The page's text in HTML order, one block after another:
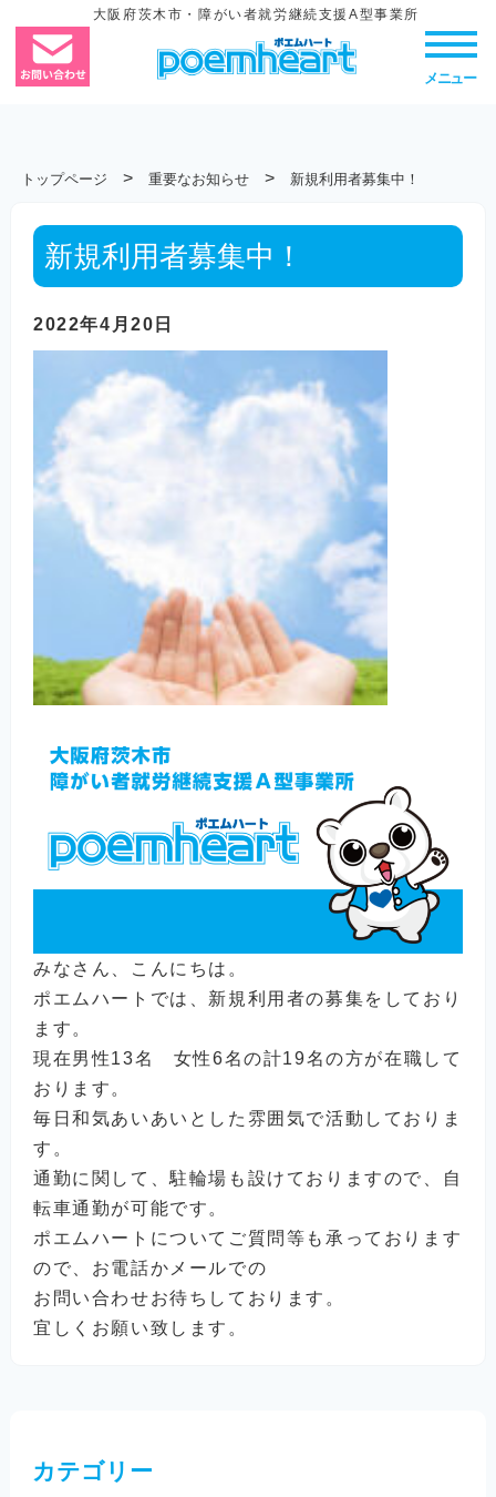
大阪府茨木市・障がい者就労継続支援A型事業所
メニュー
トップページ > 重要なお知らせ > 新規利用者募集中！
新規利用者募集中！
2022年4月20日
みなさん、こんにちは。
ポエムハートでは、新規利用者の募集をしており
ます。
現在男性13名 女性6名の計19名の方が在職して
おります。
毎日和気あいあいとした雰囲気で活動しておりま
す。
通勤に関して、駐輪場も設けておりますので、自
転車通勤が可能です。
ポエムハートについてご質問等も承っております
ので、お電話かメールでの
お問い合わせお待ちしております。
宜しくお願い致します。
カテゴリー